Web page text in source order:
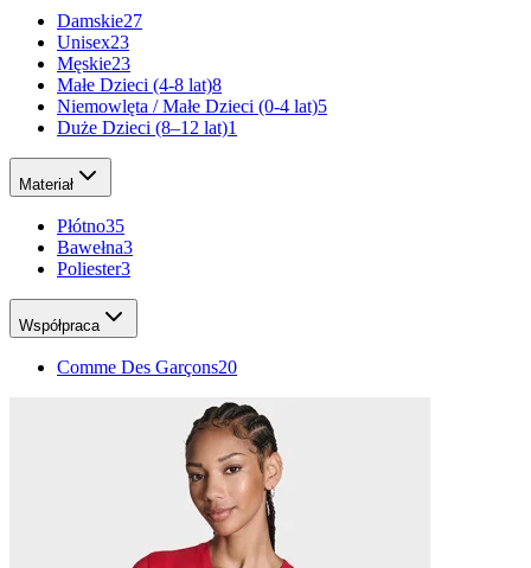
Damskie27
Unisex23
Męskie23
Małe Dzieci (4-8 lat)8
Niemowlęta / Małe Dzieci (0-4 lat)5
Duże Dzieci (8–12 lat)1
Materiał
Płótno35
Bawełna3
Poliester3
Współpraca
Comme Des Garçons20